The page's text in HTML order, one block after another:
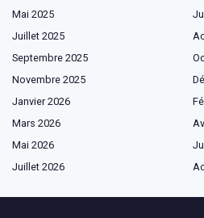
Mai 2025
Juillet 2025
Septembre 2025
Novembre 2025
Janvier 2026
Mars 2026
Mai 2026
Juillet 2026